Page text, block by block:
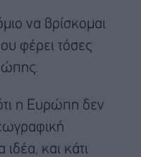
να βρίσκομαι
φέρει τόσες
η Ευρώπη δεν
και κάτι